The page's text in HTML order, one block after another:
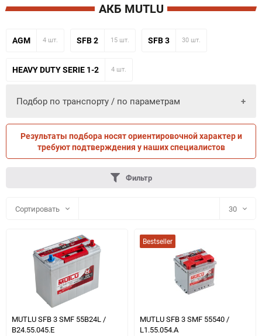
АКБ MUTLU
AGM 4 шт. SFB 2 15 шт. SFB 3 30 шт.
HEAVY DUTY SERIE 1-2 4 шт.
Подбор по транспорту / по параметрам
ПО ТРАНСПОРТУ ПО ПАРАМЕТРАМ
Результаты подбора носят ориентировочной характер и
требуют подтверждения у наших специалистов
Фильтр
Сортировать 30
MUTLU SFB 3 SMF 55B24L /
B24.55.045.E
Bestseller
MUTLU SFB 3 SMF 55540 /
L1.55.054.A